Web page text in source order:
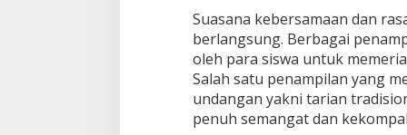
Suasana kebersamaan dan
berlangsung. Berbagai
oleh para siswa untuk
Salah satu penampilan yang
undangan yakni tarian
penuh semangat dan